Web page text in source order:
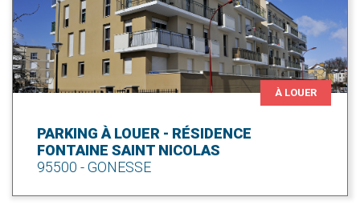
À LOUER
PARKING À LOUER - RÉSIDENCE
FONTAINE SAINT NICOLAS
95500 - GONESSE